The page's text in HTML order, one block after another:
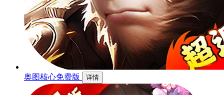
奥图核心免费版 详情